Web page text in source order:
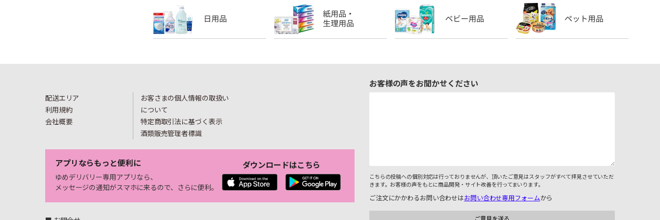
配送エリア
利用規約
会社概要
お客さまの個人情報の取扱い
について
特定商取引法に基づく表示
酒類販売管理者標識
アプリならもっと便利に
ゆめデリバリー専用アプリなら、
メッセージの通知がスマホに来るので、さらに便利。
ダウンロードはこちら
お客様の声をお聞かせください
こちらの投稿への個別対応は行っておりませんが、頂いたご意見はスタッフがすべて拝見させていただ
きます。お客様の声をもとに商品開発・サイト改善を行ってまいります。
ご注文にかかわるお問い合わせはお問い合わせ専用フォームから